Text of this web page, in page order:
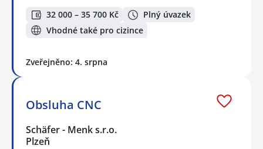
32 000 – 35 700 Kč
Plný úvazek
Vhodné také pro cizince
Zveřejněno: 4. srpna
Obsluha CNC
Schäfer - Menk s.r.o.
Plzeň